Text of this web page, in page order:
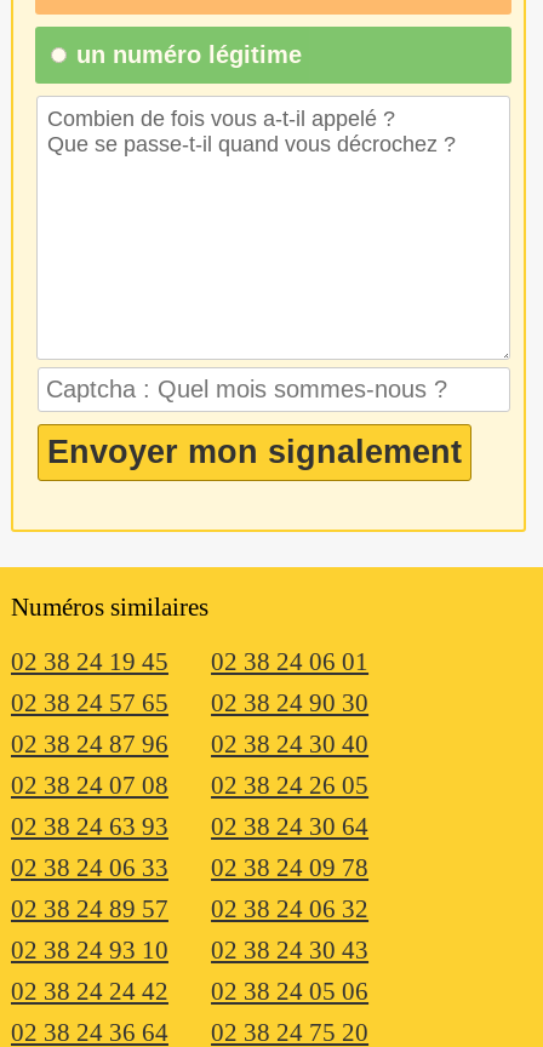
un numéro légitime
Numéros similaires
02 38 24 19 45
02 38 24 06 01
02 38 24 57 65
02 38 24 90 30
02 38 24 87 96
02 38 24 30 40
02 38 24 07 08
02 38 24 26 05
02 38 24 63 93
02 38 24 30 64
02 38 24 06 33
02 38 24 09 78
02 38 24 89 57
02 38 24 06 32
02 38 24 93 10
02 38 24 30 43
02 38 24 24 42
02 38 24 05 06
02 38 24 36 64
02 38 24 75 20